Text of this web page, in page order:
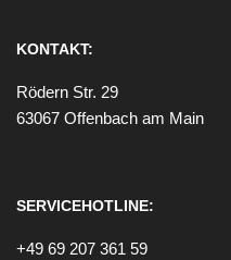
KONTAKT:
Rödern Str. 29
63067 Offenbach am Main
SERVICEHOTLINE:
+49 69 207 361 59